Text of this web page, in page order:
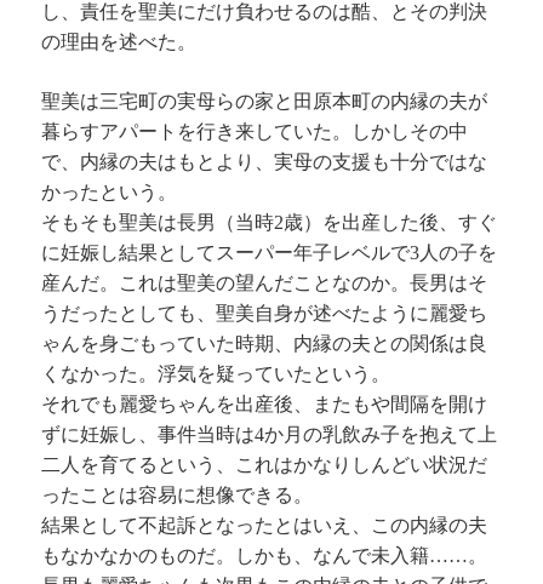
し、責任を聖美にだけ負わせるのは酷、とその判決
の理由を述べた。
聖美は三宅町の実母らの家と田原本町の内縁の夫が
暮らすアパートを行き来していた。しかしその中
で、内縁の夫はもとより、実母の支援も十分ではな
かったという。
そもそも聖美は長男（当時2歳）を出産した後、すぐ
に妊娠し結果としてスーパー年子レベルで3人の子を
産んだ。これは聖美の望んだことなのか。長男はそ
うだったとしても、聖美自身が述べたように麗愛ち
ゃんを身ごもっていた時期、内縁の夫との関係は良
くなかった。浮気を疑っていたという。
それでも麗愛ちゃんを出産後、またもや間隔を開け
ずに妊娠し、事件当時は4か月の乳飲み子を抱えて上
二人を育てるという、これはかなりしんどい状況だ
ったことは容易に想像できる。
結果として不起訴となったとはいえ、この内縁の夫
もなかなかのものだ。しかも、なんで未入籍……。